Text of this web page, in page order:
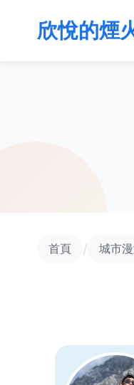
欣悅的煙
首頁 / 城市